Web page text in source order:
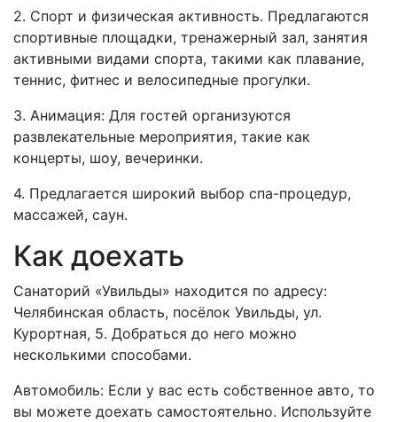
2. Спорт и физическая активность. Предлагаются
спортивные площадки, тренажерный зал, занятия
активными видами спорта, такими как плавание,
теннис, фитнес и велосипедные прогулки.
3. Анимация: Для гостей организуются
развлекательные мероприятия, такие как
концерты, шоу, вечеринки.
4. Предлагается широкий выбор спа-процедур,
массажей, саун.
Как доехать
Санаторий «Увильды» находится по адресу:
Челябинская область, посёлок Увильды, ул.
Курортная, 5. Добраться до него можно
несколькими способами.
Автомобиль: Если у вас есть собственное авто, то
вы можете доехать самостоятельно. Используйте